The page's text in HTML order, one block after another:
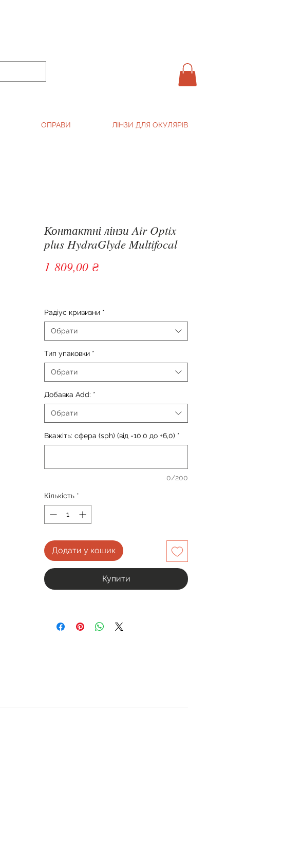
ОПРАВИ ЛІНЗИ ДЛЯ ОКУЛЯРІВ
Контактні лінзи Air Optix
plus HydraGlyde Multifocal
1 809,00 ₴Ціна
Радіус кривизни *
Обрати
Тип упаковки *
Обрати
Добавка Add: *
Обрати
Вкажіть: сфера (sph) (від -10,0 до +6,0) *
0/200
Кількість *
Додати у кошик
Купити